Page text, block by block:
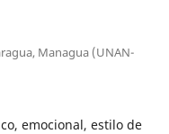
Managua (UNAN-
emocional, estilo de